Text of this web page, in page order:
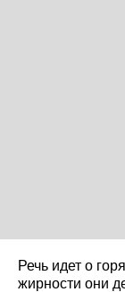
Речь идет о
жирности они